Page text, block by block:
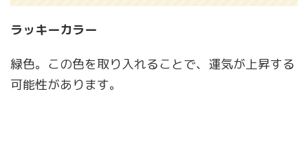
ラッキーカラー
緑色。この色を取り入れることで、運気が上昇する
可能性があります。